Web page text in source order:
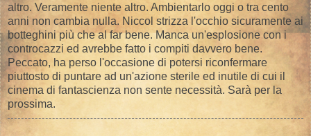
altro. Veramente niente altro. Ambientarlo oggi o tra cento
anni non cambia nulla. Niccol strizza l'occhio sicuramente ai
botteghini più che al far bene. Manca un'esplosione con i
controcazzi ed avrebbe fatto i compiti davvero bene.
Peccato, ha perso l'occasione di potersi riconfermare
piuttosto di puntare ad un'azione sterile ed inutile di cui il
cinema di fantascienza non sente necessità. Sarà per la
prossima.